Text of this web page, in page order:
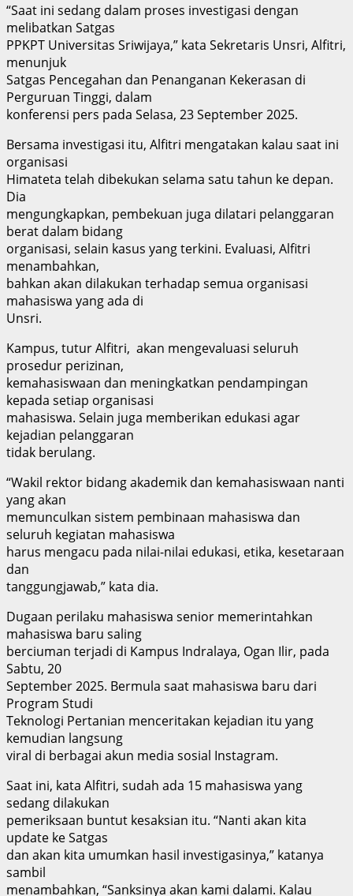
“Saat ini sedang dalam proses investigasi dengan
melibatkan Satgas
PPKPT Universitas Sriwijaya,” kata Sekretaris Unsri, Alfitri,
menunjuk
Satgas Pencegahan dan Penanganan Kekerasan di
Perguruan Tinggi, dalam
konferensi pers pada Selasa, 23 September 2025.
Bersama investigasi itu, Alfitri mengatakan kalau saat ini
organisasi
Himateta telah dibekukan selama satu tahun ke depan.
Dia
mengungkapkan, pembekuan juga dilatari pelanggaran
berat dalam bidang
organisasi, selain kasus yang terkini. Evaluasi, Alfitri
menambahkan,
bahkan akan dilakukan terhadap semua organisasi
mahasiswa yang ada di
Unsri.
Kampus, tutur Alfitri, akan mengevaluasi seluruh
prosedur perizinan,
kemahasiswaan dan meningkatkan pendampingan
kepada setiap organisasi
mahasiswa. Selain juga memberikan edukasi agar
kejadian pelanggaran
tidak berulang.
“Wakil rektor bidang akademik dan kemahasiswaan nanti
yang akan
memunculkan sistem pembinaan mahasiswa dan
seluruh kegiatan mahasiswa
harus mengacu pada nilai-nilai edukasi, etika, kesetaraan
dan
tanggungjawab,” kata dia.
Dugaan perilaku mahasiswa senior memerintahkan
mahasiswa baru saling
berciuman terjadi di Kampus Indralaya, Ogan Ilir, pada
Sabtu, 20
September 2025. Bermula saat mahasiswa baru dari
Program Studi
Teknologi Pertanian menceritakan kejadian itu yang
kemudian langsung
viral di berbagai akun media sosial Instagram.
Saat ini, kata Alfitri, sudah ada 15 mahasiswa yang
sedang dilakukan
pemeriksaan buntut kesaksian itu. “Nanti akan kita
update ke Satgas
dan akan kita umumkan hasil investigasinya,” katanya
sambil
menambahkan, “Sanksinya akan kami dalami. Kalau